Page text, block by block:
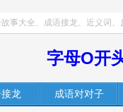
事大全、成语接龙、近义词、
字母O开
龙 成语对对子